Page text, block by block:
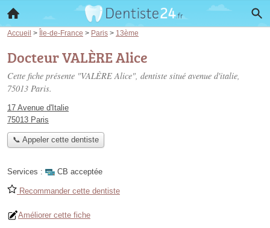
Accueil > Île-de-France > Paris > 13ème
Docteur VALÈRE Alice
Cette fiche présente "VALÈRE Alice", dentiste situé avenue d'italie,
75013 Paris.
17 Avenue d'Italie
75013 Paris
📞 Appeler cette dentiste
Services : CB acceptée
Recommander cette dentiste
Améliorer cette fiche